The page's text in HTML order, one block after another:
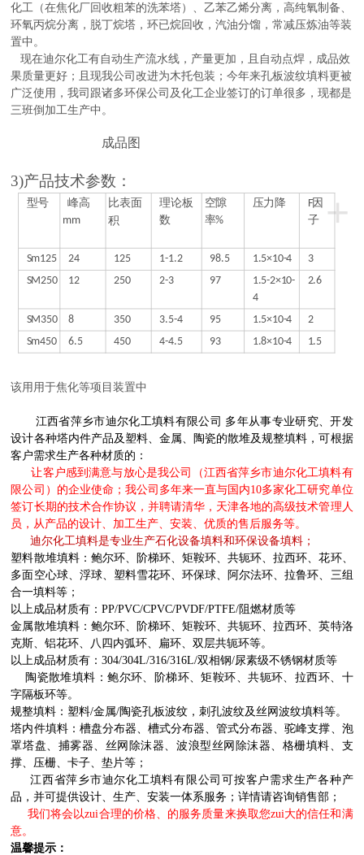
化工（在焦化厂回收粗苯的洗苯塔）、乙苯乙烯分离，高纯氧制备、
环氧丙烷分离，脱丁烷塔，环已烷回收，汽油分馏，常减压炼油等装
置中。
现在迪尔化工有自动生产流水线，产量更加，且自动点焊，成品效
果质量更好；且现我公司改进为木托包装；今年来孔板波纹填料更被
广泛使用，我司跟诸多环保公司及化工企业签订的订单很多，现都是
三班倒加工生产中。
成品图
3)产品技术参数：
+
型号
峰高
mm
比表面
积
理论板
数
空隙
率%
压力降
F因
子
Sm125 24 125 1-1.2 98.5 1.5×10-4
3
SM250
12 250 2-3 97
1.5-2×10-
4
2.6
SM350 8 350 3.5-4 95 1.5×10-4
2
Sm450
6.5 450 4-4.5 93 1.8×10-4 1.5
该用用于焦化等项目装置中
江西省萍乡市迪尔化工填料有限公司 多年从事专业研究、开发
设计各种塔内件产品及塑料、金属、陶瓷的散堆及规整填料，可根据
客户需求生产各种材质的：
让客户感到满意与放心是我公司（江西省萍乡市迪尔化工填料有
限公司）的企业使命；我公司多年来一直与国内10多家化工研究单位
签订长期的技术合作协议，并聘请清华，天津各地的高级技术管理人
员，从产品的设计、加工生产、安装、优质的售后服务等。
迪尔化工填料是专业生产石化设备填料和环保设备填料；
塑料散堆填料： 鲍尔环、阶梯环、矩鞍环、共轭环、拉西环、花环、
多面空心球、浮球、塑料雪花环、环保球、
阿尔法环、拉鲁环、三组
合一填料等；
以上成品材质有：PP/PVC/CPVC/PVDF/PTFE/阻燃材质等
金属散堆填料： 鲍尔环、阶梯环、矩鞍环、共轭环、拉西环 、英特洛
克斯、铝花环、八四内弧环、扁环、双层共轭环等。
以上成品材质有：304/304L/316/316L/双相钢/尿素级不锈钢材质等
陶瓷散堆填料：鲍尔环、阶梯环、矩鞍环、共轭环、拉西环 、十
字隔板环等。
规整填料： 塑料/金属/陶瓷孔板波纹，刺孔波纹及丝网波纹填料等。
塔内件填料： 槽盘分布器、槽式分布器、管式分布器、驼峰支撑、泡
罩塔盘、捕雾器、丝网除沫器、波浪型丝网除沫器、格栅填料、支
撑、压栅、卡子、垫片等；
江西省萍乡市迪尔化工填料有限公司可按客户需求生产各种产
品，并可提供设计、生产、安装一体系服务；详情请咨询销售部；
我们将会以zui合理的价格、的服务质量来换取您zui大的信任和满
意。
温馨提示：